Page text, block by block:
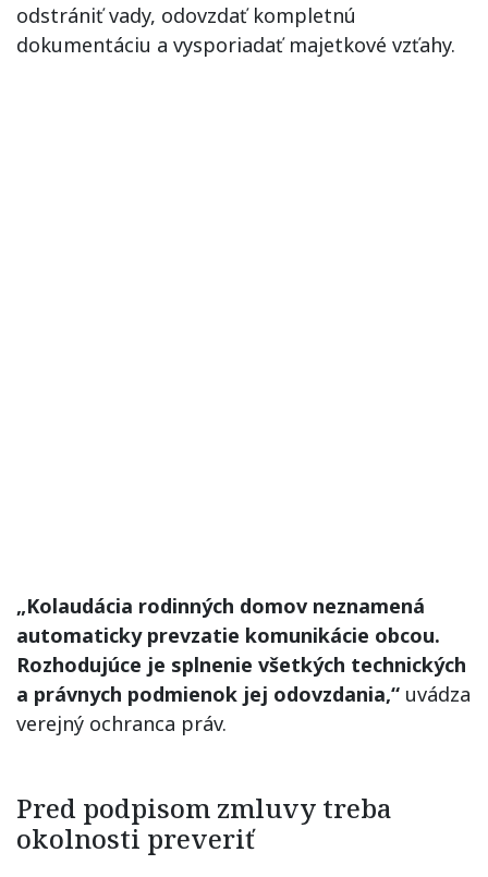
odstrániť vady, odovzdať kompletnú
dokumentáciu a vysporiadať majetkové vzťahy.
„Kolaudácia rodinných domov neznamená
automaticky prevzatie komunikácie obcou.
Rozhodujúce je splnenie všetkých technických
a právnych podmienok jej odovzdania,“ uvádza
verejný ochranca práv.
Pred podpisom zmluvy treba
okolnosti preveriť